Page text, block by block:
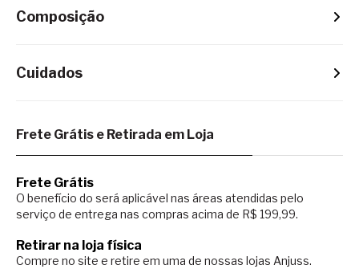
Composição
Cuidados
Frete Grátis e Retirada em Loja
Frete Grátis
O benefício do será aplicável nas áreas atendidas pelo
serviço de entrega nas compras acima de R$ 199,99.
Retirar na loja física
Compre no site e retire em uma de nossas lojas Anjuss.